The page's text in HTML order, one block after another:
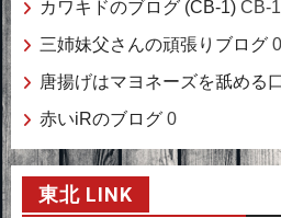
カワキドのブログ (CB-1) CB-
三姉妹父さんの頑張りブログ 0
唐揚げはマヨネーズを舐める
赤いiRのブログ 0
東北 LINK